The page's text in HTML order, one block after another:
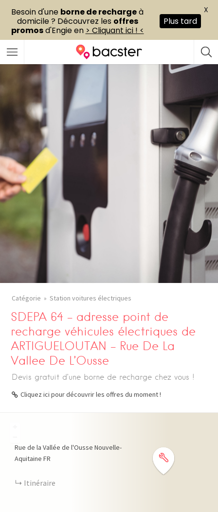
Catégorie Station voitures électriques
SDEPA 64 – adresse point de
recharge véhicules électriques de
ARTIGUELOUTAN – Rue De La
Vallee De L’Ousse
Devis gratuit d’une borne de recharge chez vous !
Cliquez ici pour découvrir les offres du moment !
Rue de la Vallée de l'Ousse Nouvelle-
Aquitaine FR
Itinéraire
Besoin d'une borne de rechargeà
domicile ? Découvrez les offres
promosd'Engie en > Cliquant ici ! <
Plus tard
X